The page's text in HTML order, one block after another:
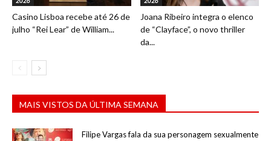
Casino Lisboa recebe até 26 de
julho “Rei Lear” de William...
Joana Ribeiro integra o elenco
de “Clayface”, o novo thriller
da...
MAIS VISTOS DA ÚLTIMA SEMANA
Filipe Vargas fala da sua personagem sexualmente